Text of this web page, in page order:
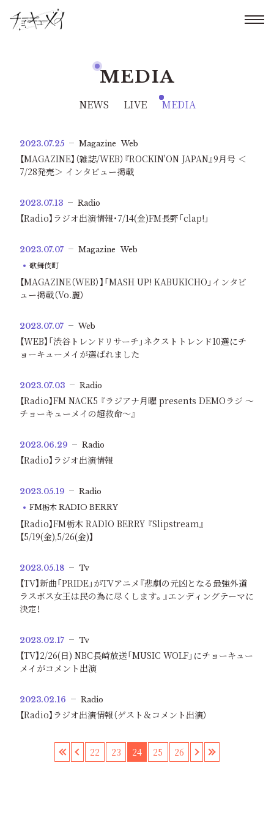
MEDIA
NEWS LIVE MEDIA
2023.07.25 Magazine Web
【MAGAZINE】（雑誌/WEB）『ROCKIN'ON JAPAN』9月号 ＜
7/28発売＞ インタビュー掲載
2023.07.13 Radio
【Radio】ラジオ出演情報・7/14(金)FM長野「clap!」
2023.07.07 Magazine Web
歌舞伎町
【MAGAZINE（WEB）】「MASH UP! KABUKICHO」インタビ
ュー掲載（Vo.麗）
2023.07.07 Web
【WEB】「渋谷トレンドリサーチ」ネクストトレンド10選にチ
ョーキューメイが選ばれました
2023.07.03 Radio
【Radio】FM NACK5 『ラジアナ月曜 presents DEMOラジ 〜
チョーキューメイの超救命〜』
2023.06.29 Radio
【Radio】ラジオ出演情報
2023.05.19
Radio
FM栃木 RADIO BERRY
【Radio】FM栃木 RADIO BERRY 『Slipstream』
【5/19(金),5/26(金)】
2023.05.18 Tv
【TV】新曲「PRIDE」がTVアニメ『悲劇の元凶となる最強外道
ラスボス女王は民の為に尽くします。』エンディングテーマに
決定！
2023.02.17 Tv
【TV】2/26(日) NBC長崎放送「MUSIC WOLF」にチョーキュー
メイがコメント出演
2023.02.16 Radio
【Radio】ラジオ出演情報（ゲスト＆コメント出演）
« ‹ 22 23 24 25 26 › »